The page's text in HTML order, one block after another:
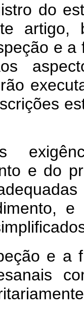
do
artigo,
e
e do
e a